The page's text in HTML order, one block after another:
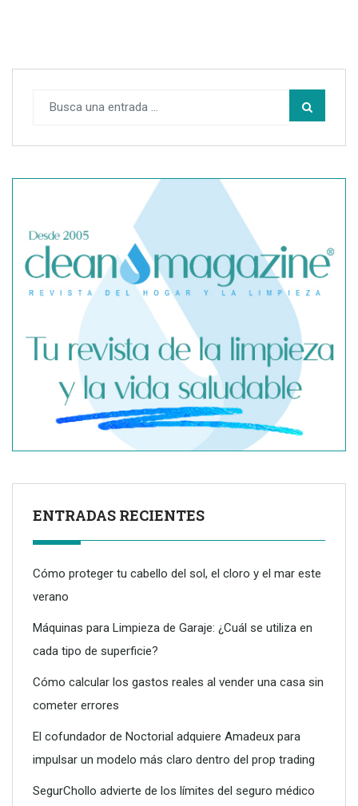
Cómo mantener un garaje impecable: tipos de limpieza y
soluciones práctica
claves para un mantenimiento seguro
ENTRADAS RECIENTES
Cómo proteger tu cabello del sol, el cloro y el mar este
verano
Máquinas para Limpieza de Garaje: ¿Cuál se utiliza en
cada tipo de superficie?
Cómo calcular los gastos reales al vender una casa sin
cometer errores
El cofundador de Noctorial adquiere Amadeux para
impulsar un modelo más claro dentro del prop trading
SegurChollo advierte de los límites del seguro médico